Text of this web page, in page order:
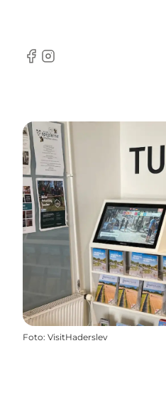
Facebook
Instagram
Foto: VisitHaderslev